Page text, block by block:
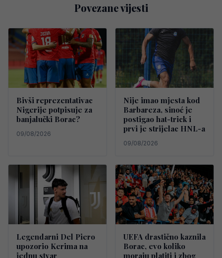
Povezane vijesti
Bivši reprezentativac
Nigerije potpisuje za
banjalučki Borac?
09/08/2026
Nije imao mjesta kod
Barbareza, sinoć je
postigao hat-trick i
prvi je strijelac HNL-a
09/08/2026
Legendarni Del Piero
upozorio Kerima na
jednu stvar
UEFA drastično kaznila
Borac, evo koliko
moraju platiti i zbog